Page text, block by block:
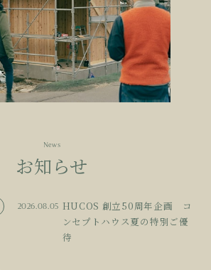
News
お知らせ
2026.08.05 HUCOS 創立50周年企画 コ
ンセプトハウス夏の特別ご優
待